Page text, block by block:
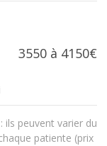
3550 à 4150€
ils peuvent varier du
patiente (prix